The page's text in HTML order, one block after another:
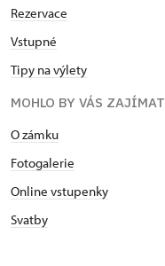
Rezervace
Vstupné
Tipy na výlety
MOHLO BY VÁS ZAJÍMAT
O zámku
Fotogalerie
Online vstupenky
Svatby